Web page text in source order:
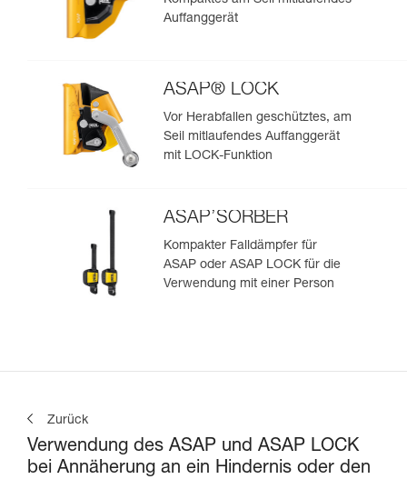
Auffanggerät
ASAP® LOCK
Vor Herabfallen geschütztes, am
Seil mitlaufendes Auffanggerät
mit LOCK-Funktion
ASAP’SORBER
Kompakter Falldämpfer für
ASAP oder ASAP LOCK für die
Verwendung mit einer Person
Zurück
Verwendung des ASAP und ASAP LOCK
bei Annäherung an ein Hindernis oder den